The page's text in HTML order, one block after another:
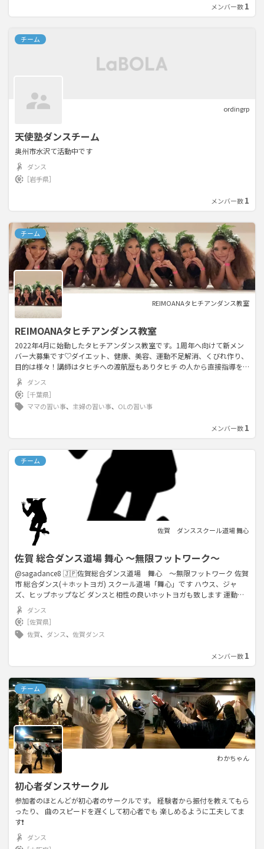
メンバー数1
チーム
ordingrp
天使塾ダンスチーム
奥州市水沢て活動中です
ダンス
［岩手県］
メンバー数1
チーム
REIMOANAタヒチアンダンス教室
REIMOANAタヒチアンダンス教室
2022年4月に始動したタヒチアンダンス教室です。1周年へ向けて新メン
バー大募集です♡ダイエット、健康、美容、運動不足解消、くびれ作り、
目的は様々！講師はタヒチへの渡航歴もありタヒチ の人から直接指導を
受け、長年ともに過ごし、正しく楽しくタヒチアンダンスを皆さんへシェ
アしております。各種大会において優勝歴もございます！誰でも踊れるタ
ヒチアンダンス！個性と自由を大切に和気あいあいとレッスンしておりま
す！体験、見学ぜひどうぞ♪
ダンス
［千葉県］
ママの習い事、 主婦の習い事、 OLの習い事
メンバー数1
チーム
佐賀 ダンススクール道場 舞心
佐賀 総合ダンス道場 舞心 ～無限フットワーク～
@sagadance8 🇯🇵佐賀総合ダンス道場 舞心 ～無限フットワーク 佐賀
市 総合ダンス(＋ホットヨガ) スクール道場「舞心」です ハウス、ジャ
ズ、ヒップホップなど ダンスと相性の良いホットヨガも致します 運動不
足、ダイエットにも抜群 生徒さん随時募集中 キッズ(中学生)～大人まで対
応 マンツーマンからグループレッスン有ります
ダンス
［佐賀県］
佐賀、 ダンス、 佐賀ダンス
メンバー数1
チーム
わかちゃん
初心者ダンスサークル
参加者のほとんどが初心者のサークルです。 経験者から振付を教えてもら
ったり、 曲のスピードを遅くして初心者でも 楽しめるように工夫してま
す❗️
ダンス